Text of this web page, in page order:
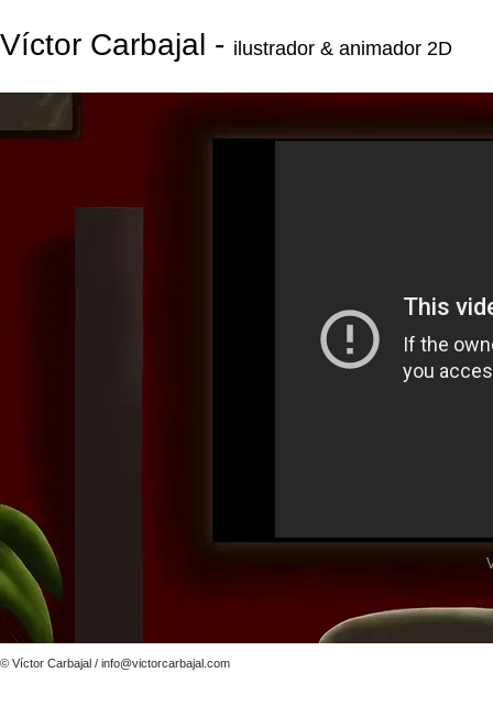
Víctor Carbajal - ilustrador & animador 2D
© Víctor Carbajal / info@victorcarbajal.com